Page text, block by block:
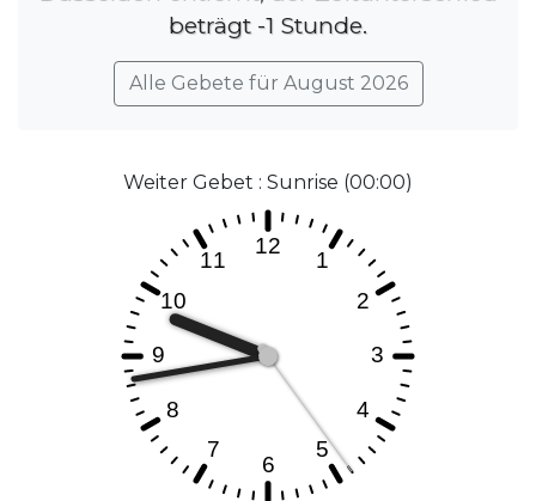
beträgt -1 Stunde.
Alle Gebete für August 2026
Weiter Gebet : Sunrise (00:00)